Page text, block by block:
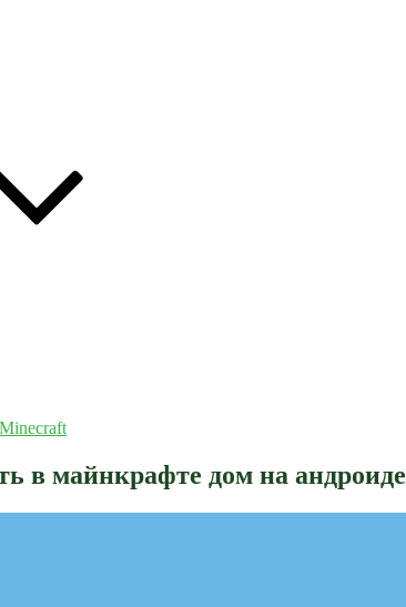
Minecraft
в майнкрафте дом на андроиде